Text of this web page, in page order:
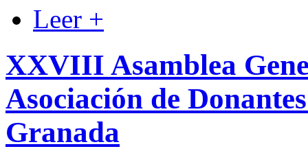
Leer +
XXVIII Asamblea
Asociación de
Granada